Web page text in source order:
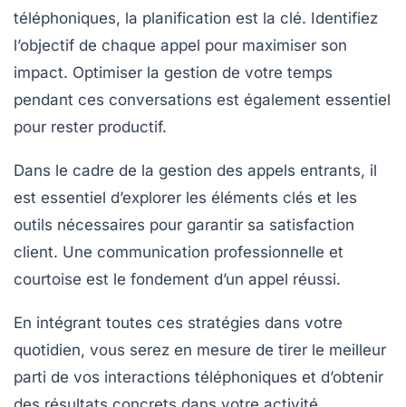
téléphoniques, la planification est la clé. Identifiez
l’objectif de chaque appel pour maximiser son
impact. Optimiser la gestion de votre temps
pendant ces conversations est également essentiel
pour rester productif.
Dans le cadre de la gestion des appels entrants, il
est essentiel d’explorer les éléments clés et les
outils nécessaires pour garantir sa satisfaction
client. Une communication professionnelle et
courtoise est le fondement d’un appel réussi.
En intégrant toutes ces stratégies dans votre
quotidien, vous serez en mesure de tirer le meilleur
parti de vos interactions téléphoniques et d’obtenir